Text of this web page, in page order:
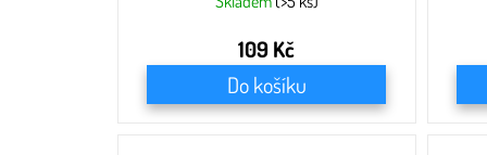
109 Kč
Do košíku